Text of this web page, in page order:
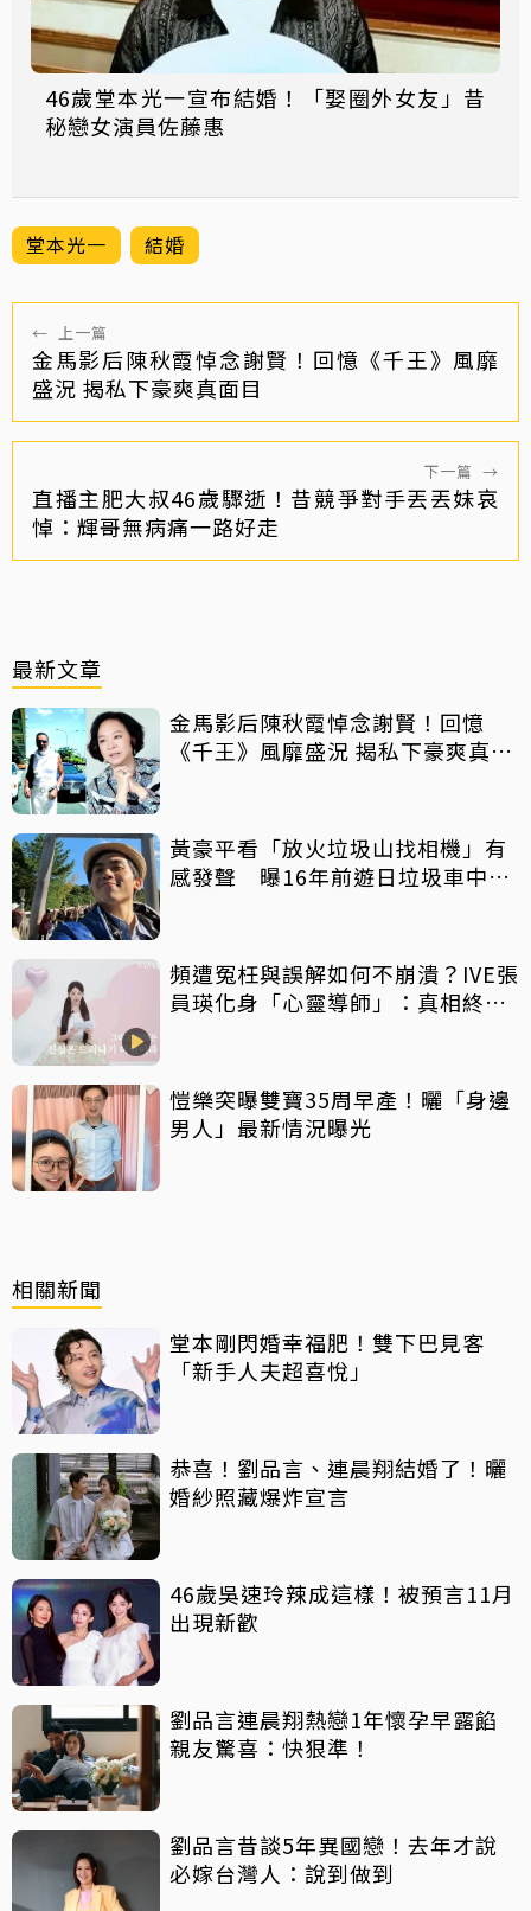
46歲堂本光一宣布結婚！「娶圈外女友」昔
秘戀女演員佐藤惠
堂本光一 結婚
← 上一篇
金馬影后陳秋霞悼念謝賢！回憶《千王》風靡
盛況 揭私下豪爽真面目
下一篇 →
直播主肥大叔46歲驟逝！昔競爭對手丟丟妹哀
悼：輝哥無病痛一路好走
最新文章
金馬影后陳秋霞悼念謝賢！回憶
《千王》風靡盛況 揭私下豪爽真面
黃豪平看「放火垃圾山找相機」有
感發聲 曝16年前遊日垃圾車中含
頻遭冤枉與誤解如何不崩潰？IVE張
員瑛化身「心靈導師」：真相終會
愷樂突曝雙寶35周早產！曬「身邊
男人」最新情況曝光
相關新聞
堂本剛閃婚幸福肥！雙下巴見客
「新手人夫超喜悅」
恭喜！劉品言、連晨翔結婚了！曬
婚紗照藏爆炸宣言
46歲吳速玲辣成這樣！被預言11月
出現新歡
劉品言連晨翔熱戀1年懷孕早露餡
親友驚喜：快狠準！
劉品言昔談5年異國戀！去年才說
必嫁台灣人：說到做到